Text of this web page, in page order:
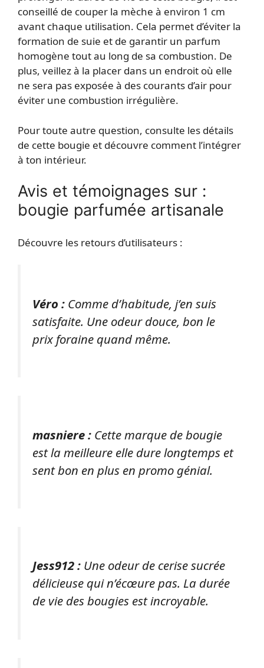
conseillé de couper la mèche à environ 1 cm
avant chaque utilisation. Cela permet d’éviter la
formation de suie et de garantir un parfum
homogène tout au long de sa combustion. De
plus, veillez à la placer dans un endroit où elle
ne sera pas exposée à des courants d’air pour
éviter une combustion irrégulière.
Pour toute autre question, consulte les détails
de cette bougie et découvre comment l’intégrer
à ton intérieur.
Avis et témoignages sur :
bougie parfumée artisanale
Découvre les retours d’utilisateurs :
Véro : Comme d’habitude, j’en suis
satisfaite. Une odeur douce, bon le
prix foraine quand même.
masniere : Cette marque de bougie
est la meilleure elle dure longtemps et
sent bon en plus en promo génial.
Jess912 : Une odeur de cerise sucrée
délicieuse qui n’écœure pas. La durée
de vie des bougies est incroyable.